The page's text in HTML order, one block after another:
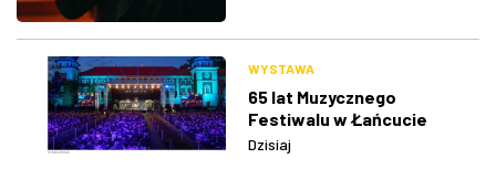
WYSTAWA
65 lat Muzycznego
Festiwalu w Łańcucie
Dzisiaj